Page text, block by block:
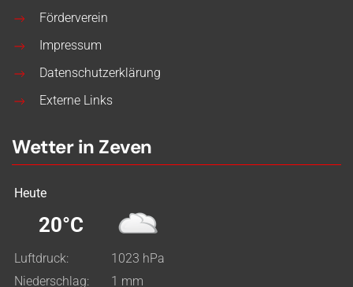
Förderverein
Impressum
Datenschutzerklärung
Externe Links
Wetter in Zeven
Heute
20°C
Luftdruck:
1023 hPa
Niederschlag:
1 mm